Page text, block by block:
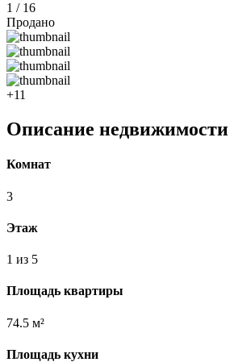
1 / 16
Продано
+11
Описание недвижимости
Комнат
3
Этаж
1 из 5
Площадь квартиры
74.5 м²
Площадь кухни